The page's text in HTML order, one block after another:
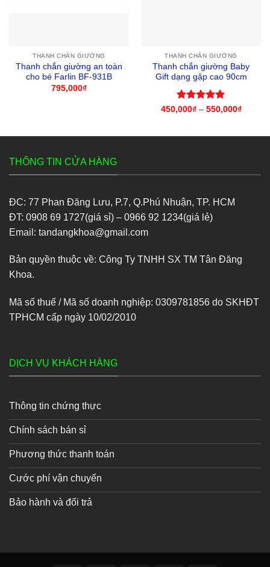
THANH CHẮN GIƯỜNG
Thanh chắn giường an toàn
cho bé Farlin BF-931B
795,000₫
THANH CHẮN GIƯỜNG
Thanh chắn giường Baby
Gift dạng gập cao 90cm
Được xếp
450,000₫ – 550,000₫
THÔNG TIN CỬA HÀNG
ĐC: 77 Phan Đăng Lưu, P.7, Q.Phú Nhuận, TP. HCM
ĐT: 0908 69 1727(giá sỉ) – 0966 92 1234(giá lẻ)
Email: tandangkhoa@gmail.com
Bản quyền thuộc về: Công Ty TNHH SX TM Tân Đăng
Khoa.
Mã số thuế / Mã số doanh nghiệp: 0309781856 do SKHĐT
TPHCM cấp ngày 10/02/2010
DỊCH VỤ KHÁCH HÀNG
Thông tin chứng thực
Chính sách bán sỉ
Phương thức thanh toán
Cước phí vận chuyển
Bảo hành và đổi trả